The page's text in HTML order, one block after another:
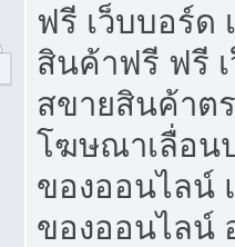
ฟรี เว็บบอร์ด
สินค้าฟรี ฟรี
สขายสินค้าต
โฆษณาเลื่อน
ของออนไลน์
ของออนไลน์